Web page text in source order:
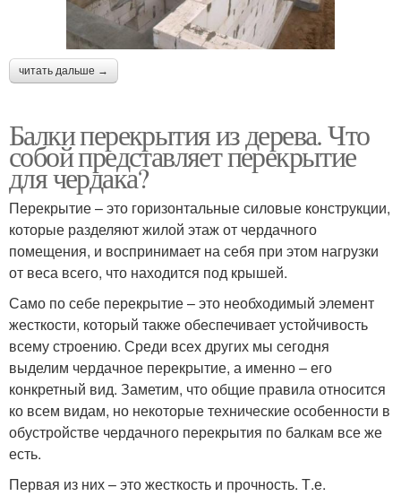
читать дальше →
Балки перекрытия из дерева. Что
собой представляет перекрытие
для чердака?
Перекрытие – это горизонтальные силовые конструкции,
которые разделяют жилой этаж от чердачного
помещения, и воспринимает на себя при этом нагрузки
от веса всего, что находится под крышей.
Само по себе перекрытие – это необходимый элемент
жесткости, который также обеспечивает устойчивость
всему строению. Среди всех других мы сегодня
выделим чердачное перекрытие, а именно – его
конкретный вид. Заметим, что общие правила относится
ко всем видам, но некоторые технические особенности в
обустройстве чердачного перекрытия по балкам все же
есть.
Первая из них – это жесткость и прочность. Т.е.